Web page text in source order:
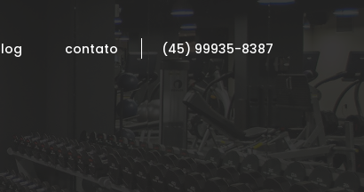
contato (45) 99935-8387